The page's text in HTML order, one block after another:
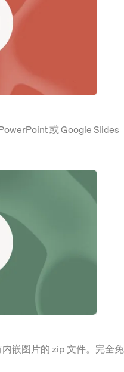
或 Google Slides
嵌图片的 zip 文件。完全免